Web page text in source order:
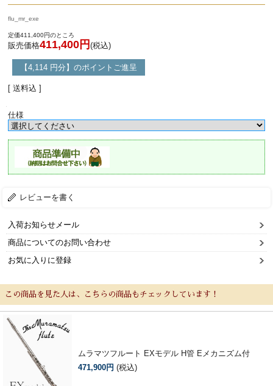
flu_mr_exe
定価411,400円のところ
販売価格411,400円 (税込)
【4,114 円分】のポイントご進呈
[ 送料込 ]
仕様
レビューを書く
入荷お知らせメール
商品についてのお問い合わせ
お気に入りに登録
この商品を見た人は、こちらの商品もチェックしています！
ムラマツフルート EXモデル H管 Eメカニズム付
471,900円 (税込)